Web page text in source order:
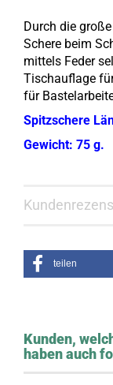
Durch die
Schere beim
mittels Feder
Tischauflage
für
Spitzschere
Gewicht: 75 g.
teilen
Kunden,
haben auch